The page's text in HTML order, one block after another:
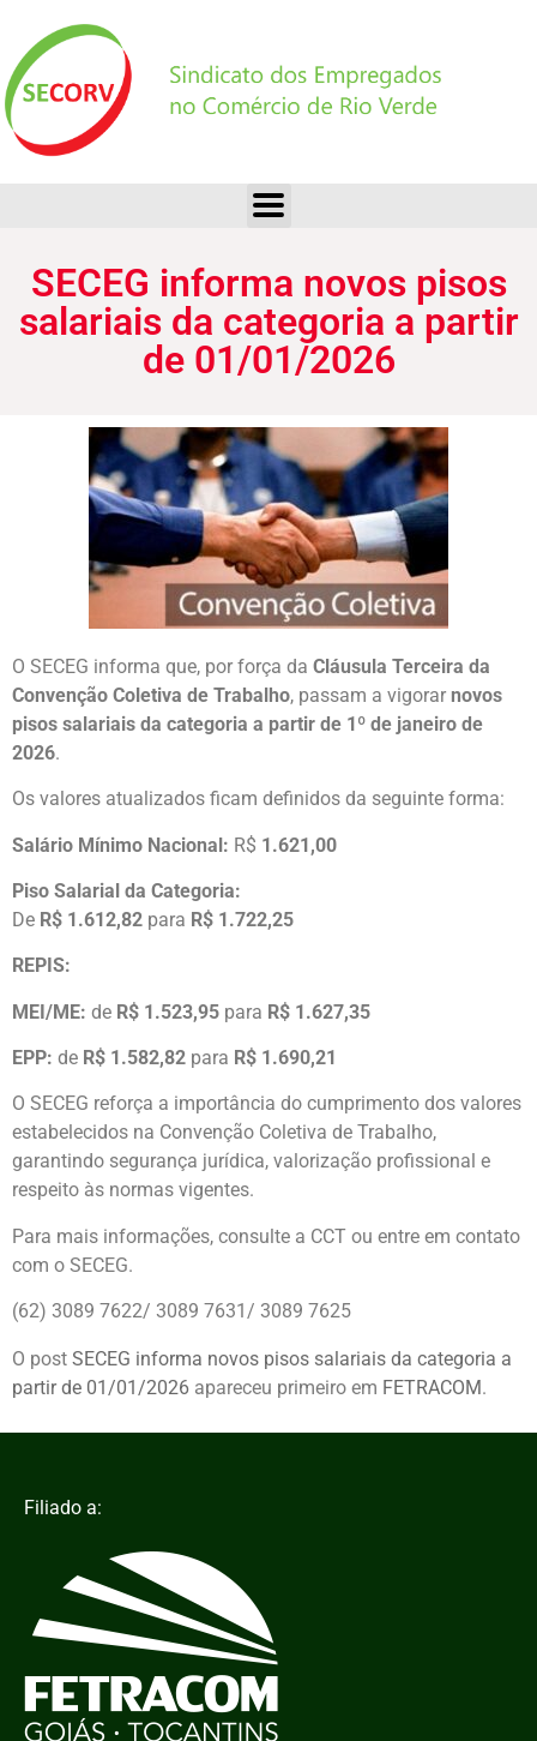
SECEG informa novos pisos
salariais da categoria a partir
de 01/01/2026
O SECEG informa que, por força da Cláusula Terceira da
Convenção Coletiva de Trabalho, passam a vigorar novos
pisos salariais da categoria a partir de 1º de janeiro de
2026.
Os valores atualizados ficam definidos da seguinte forma:
Salário Mínimo Nacional: R$ 1.621,00
Piso Salarial da Categoria:
De R$ 1.612,82 para R$ 1.722,25
REPIS:
MEI/ME: de R$ 1.523,95 para R$ 1.627,35
EPP: de R$ 1.582,82 para R$ 1.690,21
O SECEG reforça a importância do cumprimento dos valores
estabelecidos na Convenção Coletiva de Trabalho,
garantindo segurança jurídica, valorização profissional e
respeito às normas vigentes.
Para mais informações, consulte a CCT ou entre em contato
com o SECEG.
(62) 3089 7622/ 3089 7631/ 3089 7625
O post SECEG informa novos pisos salariais da categoria a
partir de 01/01/2026 apareceu primeiro em FETRACOM.
Filiado a: